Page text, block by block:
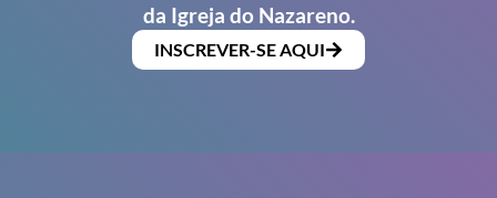
da Igreja do Nazareno.
INSCREVER-SE AQUI